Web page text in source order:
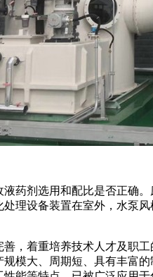
药剂选用和配比是否正确
理设备装置在室外，水泵
着重培养技术人才及职工
模大、周期短、具有丰富